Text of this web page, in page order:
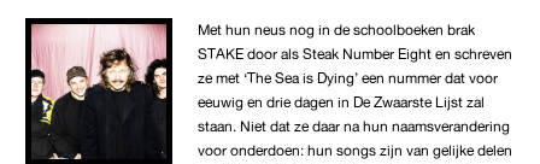
Met hun neus nog in de schoolboeken brak
STAKE door als Steak Number Eight en schreven
ze met ‘The Sea is Dying’ een nummer dat voor
eeuwig en drie dagen in De Zwaarste Lijst zal
staan. Niet dat ze daar na hun naamsverandering
voor onderdoen: hun songs zijn van gelijke delen